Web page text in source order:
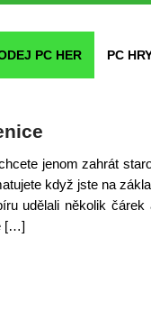
PC HER PC
jenom zahrát
když jste na
udělali několik čárek
[…]